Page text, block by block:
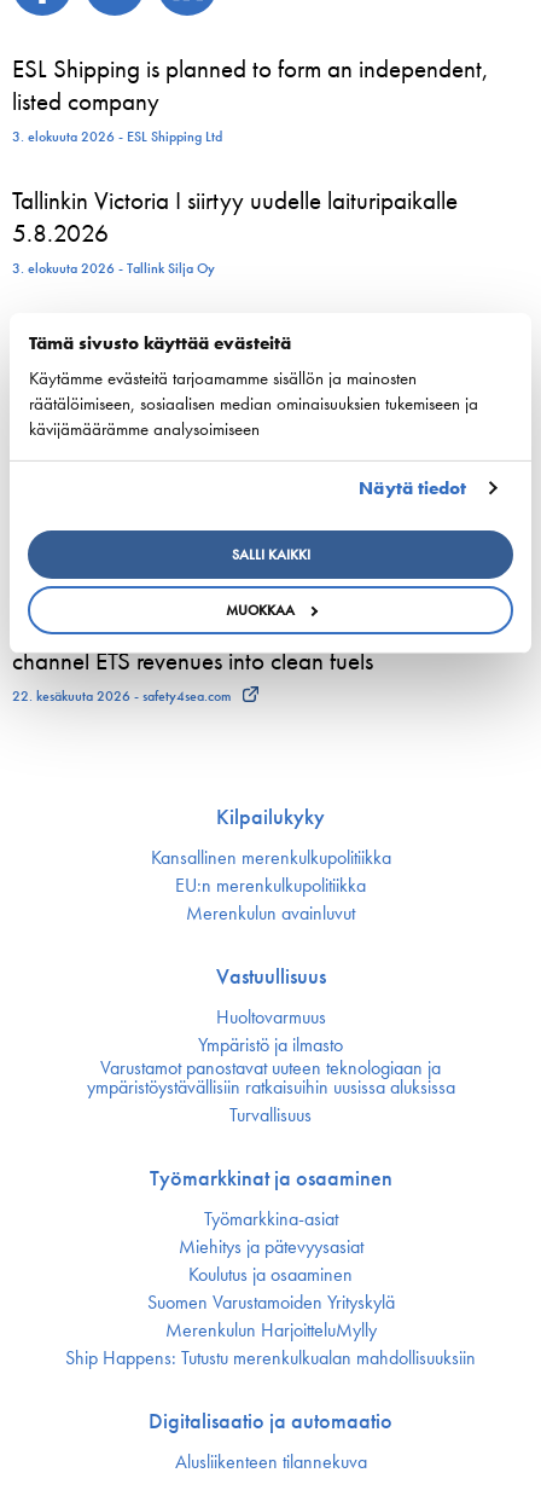
Tämä sivusto käyttää evästeitä
Käytämme evästeitä tarjoamamme sisällön ja mainosten
räätälöimiseen, sosiaalisen median ominaisuuksien tukemiseen ja
kävijämäärämme analysoimiseen
Näytä tiedot
SALLI KAIKKI
MUOKKAA
ESL Shipping is planned to form an independent,
listed company
3. elokuuta 2026 - ESL Shipping Ltd
Tallinkin Victoria I siirtyy uudelle laituripaikalle
5.8.2026
3. elokuuta 2026 - Tallink Silja Oy
Pohjoismaiset varustamoedustajat kokoontuvat
Helsinkiin vahvistamaan meriliikenteen resilienssiä
24. kesäkuuta 2026 - Suomen Varustamot Ry
800 kesätyöntekijää aloittelee parhaillaan Viking
Linen laivoilla – moni heistä löytää uran
merenkulusta
23. kesäkuuta 2026 - Viking Line Abp
European shipping and aviation sectors urge EU to
channel ETS revenues into clean fuels
22. kesäkuuta 2026 - safety4sea.com
Kilpailukyky
Kansallinen merenkulku­politiikka
EU:n merenkulku­politiikka
Merenkulun avainluvut
Vastuullisuus
Huoltovarmuus
Ympäristö ja ilmasto
Varustamot panostavat uuteen teknologiaan ja
ympäristöystävällisiin ratkaisuihin uusissa aluksissa
Turvallisuus
Työmarkkinat ja osaaminen
Työmarkkina-asiat
Miehitys ja pätevyys­asiat
Koulutus ja osaaminen
Suomen Varustamoiden Yrityskylä
Merenkulun HarjoitteluMylly
Ship Happens: Tutustu merenkulkualan mahdollisuuksiin
Digitalisaatio ja automaatio
Alusliikenteen tilannekuva